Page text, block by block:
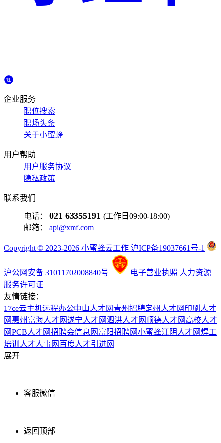
企业服务
职位搜索
职场头条
关于小蜜蜂
用户帮助
用户服务协议
隐私政策
联系我们
电话： 021 63355191 (工作日09:00-18:00)
邮箱： api@xmf.com
Copyright © 2023-2026 小蜜蜂云工作 沪ICP备19037661号-1
沪公网安备 31011702008840号 电子营业执照 人力资源
服务许可证
友情链接：
17ce云主机远程办公中山人才网 青州招聘定州人才网 印刷人才
网 惠州富海人才网遂宁人才网泗洪人才网 顺德人才网 高校人才
网PCB人才网招聘会信息网 富阳招聘网小蜜蜂江阴人才网焊工
培训 人才人事网 百度人才引进网
展开
客服微信
返回顶部